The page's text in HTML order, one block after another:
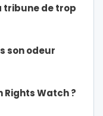
tribune de trop
son odeur
Rights Watch ?